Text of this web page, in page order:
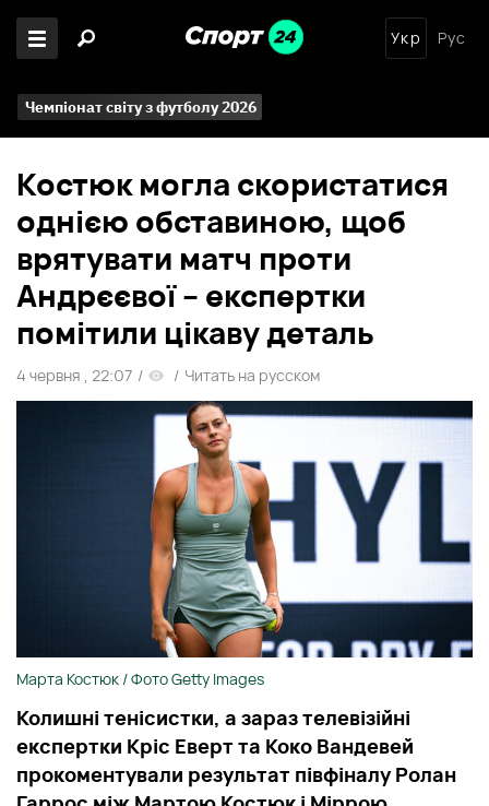
Укр Рус
Чемпіонат світу з футболу 2026
Костюк могла скористатися
однією обставиною, щоб
врятувати матч проти
Андрєєвої – експертки
помітили цікаву деталь
4 червня , 22:07 / / Читать на русском
Марта Костюк / Фото Getty Images
Колишні тенісистки, а зараз телевізійні
експертки Кріс Еверт та Коко Вандевей
прокоментували результат півфіналу Ролан